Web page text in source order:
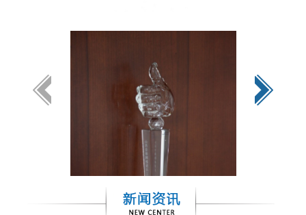
薪资待遇：10万+/年
工作地点：湖北
查看更多>>
薪资待遇：7000+